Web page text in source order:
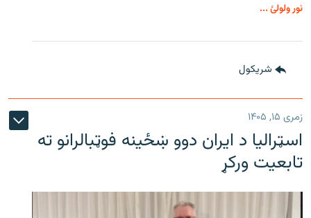
نور ولولئ ...
شريکول
زمری ۱۵, ۱۴۰۵
اسټرالیا د ایران دوو ښځینه فوټبالرانو ته
تابعیت ورکړ